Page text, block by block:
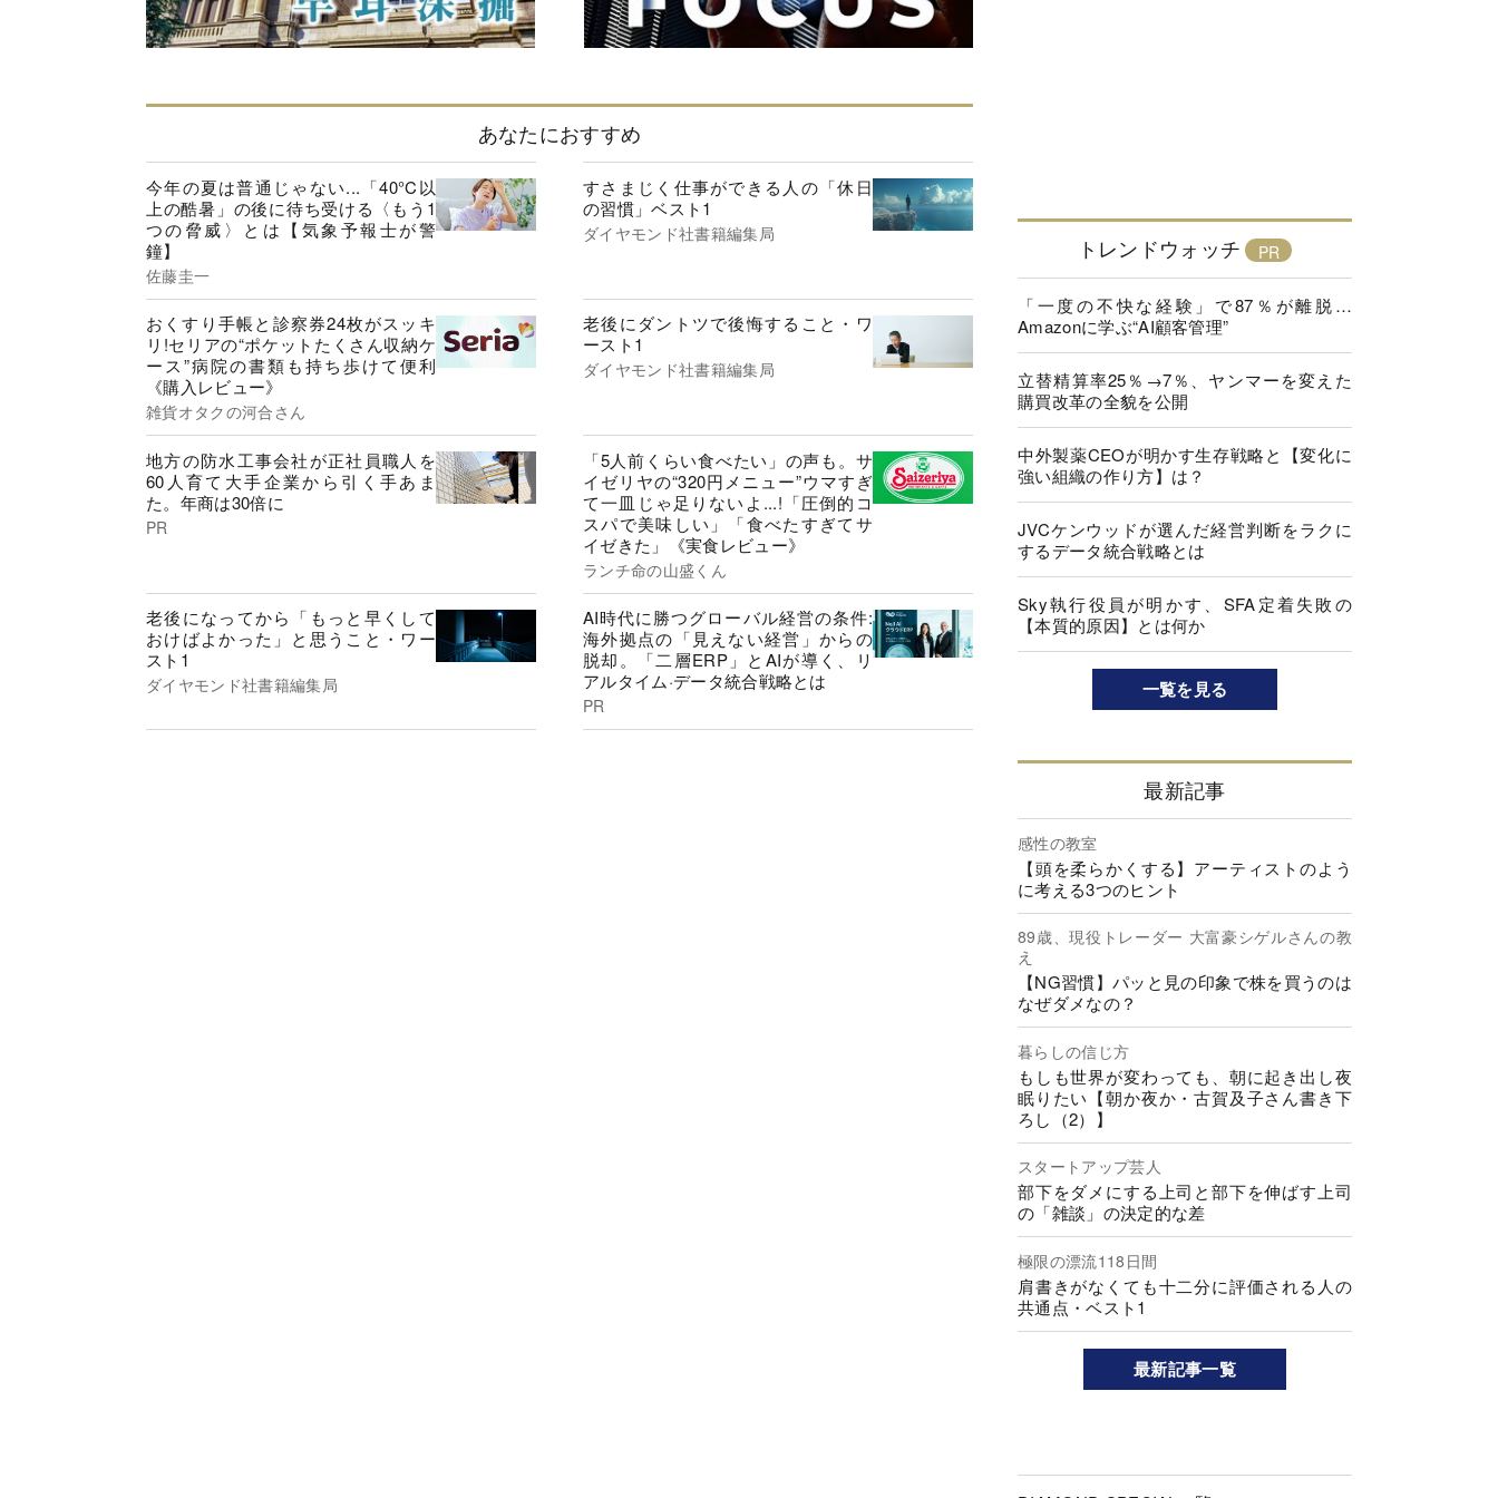
あなたにおすすめ
今年の夏は普通じゃない...「40°C以
上の酷暑」の後に待ち受ける〈もう1
つの脅威〉とは【気象予報士が警
鐘】
佐藤圭一
すさまじく仕事ができる人の「休日
の習慣」ベスト1
ダイヤモンド社書籍編集局
おくすり手帳と診察券24枚がスッキ
リ!セリアの“ポケットたくさん収納ケ
ース”病院の書類も持ち歩けて便利
《購入レビュー》
雑貨オタクの河合さん
老後にダントツで後悔すること・ワ
ースト1
ダイヤモンド社書籍編集局
地方の防水工事会社が正社員職人を
60人育て大手企業から引く手あま
た。年商は30倍に
PR
「5人前くらい食べたい」の声も。サ
イゼリヤの“320円メニュー”ウマすぎ
て一皿じゃ足りないよ...!「圧倒的コ
スパで美味しい」「食べたすぎてサ
イゼきた」《実食レビュー》
ランチ命の山盛くん
老後になってから「もっと早くして
おけばよかった」と思うこと・ワー
スト1
ダイヤモンド社書籍編集局
AI時代に勝つグローバル経営の条件:
海外拠点の「見えない経営」からの
脱却。「二層ERP」とAIが導く、リ
アルタイム·データ統合戦略とは
PR
トレンドウォッチ
「一度の不快な経験」で87％が離脱…
Amazonに学ぶ“AI顧客管理”
立替精算率25％→7％、ヤンマーを変えた
購買改革の全貌を公開
中外製薬CEOが明かす生存戦略と【変化に
強い組織の作り方】は？
JVCケンウッドが選んだ経営判断をラクに
するデータ統合戦略とは
Sky執行役員が明かす、SFA定着失敗の
【本質的原因】とは何か
一覧を見る
最新記事
感性の教室
【頭を柔らかくする】アーティストのよう
に考える3つのヒント
89歳、現役トレーダー 大富豪シゲルさんの教
え
【NG習慣】パッと見の印象で株を買うのは
なぜダメなの？
暮らしの信じ方
もしも世界が変わっても、朝に起き出し夜
眠りたい【朝か夜か・古賀及子さん書き下
ろし（2）】
スタートアップ芸人
部下をダメにする上司と部下を伸ばす上司
の「雑談」の決定的な差
極限の漂流118日間
肩書きがなくても十二分に評価される人の
共通点・ベスト1
最新記事一覧